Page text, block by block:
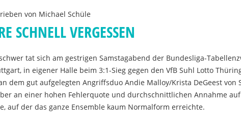
von Michael Schüle
SCHNELL VERGESSEN
tat sich am gestrigen Samstagabend der Bundesliga-
in eigener Halle beim 3:1-Sieg gegen den VfB Suhl Lotto
dem gut aufgelegten Angriffsduo Andie Malloy/Krista DeGeest von
an einer hohen Fehlerquote und durchschnittlichen Annahme auf
auf der das ganze Ensemble kaum Normalform erreichte.